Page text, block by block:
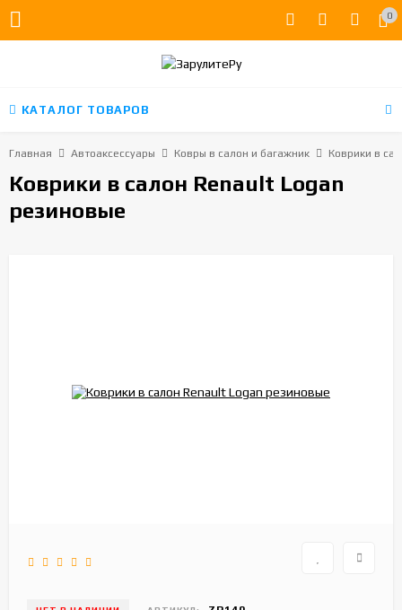
0
КАТАЛОГ ТОВАРОВ
Главная Автоаксессуары Ковры в салон и багажник Коврики в
Коврики в салон Renault Logan
резиновые